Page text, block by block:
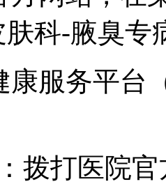
科-腋臭专
康服务平台
拨打医院